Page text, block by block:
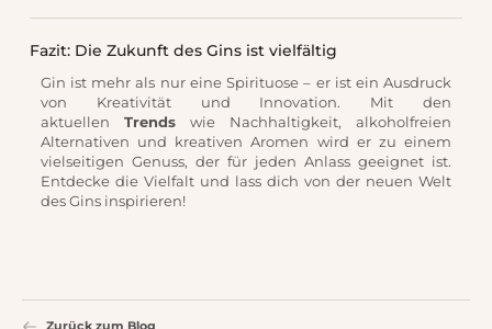
Fazit: Die Zukunft des Gins ist vielfältig
Gin ist mehr als nur eine Spirituose – er ist ein Ausdruck
von Kreativität und Innovation. Mit den
aktuellen
Trends
wie Nachhaltigkeit, alkoholfreien
Alternativen und kreativen Aromen wird er zu einem
vielseitigen Genuss, der für jeden Anlass geeignet ist.
Entdecke die Vielfalt und lass dich von der neuen Welt
des Gins inspirieren!